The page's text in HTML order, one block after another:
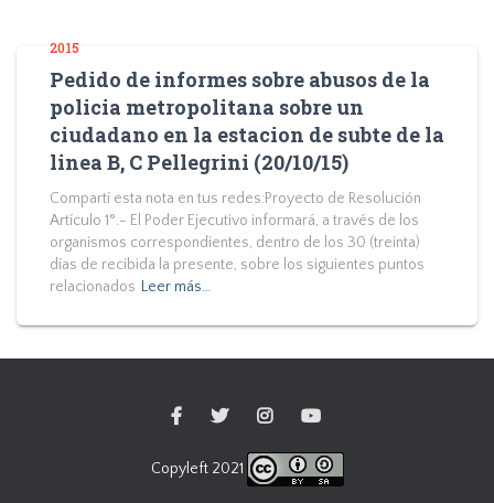
2015
Pedido de informes sobre abusos de la
policia metropolitana sobre un
ciudadano en la estacion de subte de la
linea B, C Pellegrini (20/10/15)
Compartí esta nota en tus redes:Proyecto de Resolución
Artículo 1°.- El Poder Ejecutivo informará, a través de los
organismos correspondientes, dentro de los 30 (treinta)
días de recibida la presente, sobre los siguientes puntos
relacionados Leer más…
Copyleft 2021